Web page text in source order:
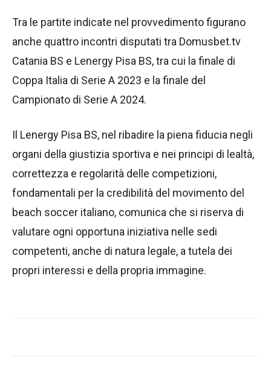
Tra le partite indicate nel provvedimento figurano
anche quattro incontri disputati tra Domusbet.tv
Catania BS e Lenergy Pisa BS, tra cui la finale di
Coppa Italia di Serie A 2023 e la finale del
Campionato di Serie A 2024.
Il Lenergy Pisa BS, nel ribadire la piena fiducia negli
organi della giustizia sportiva e nei principi di lealtà,
correttezza e regolarità delle competizioni,
fondamentali per la credibilità del movimento del
beach soccer italiano, comunica che si riserva di
valutare ogni opportuna iniziativa nelle sedi
competenti, anche di natura legale, a tutela dei
propri interessi e della propria immagine.